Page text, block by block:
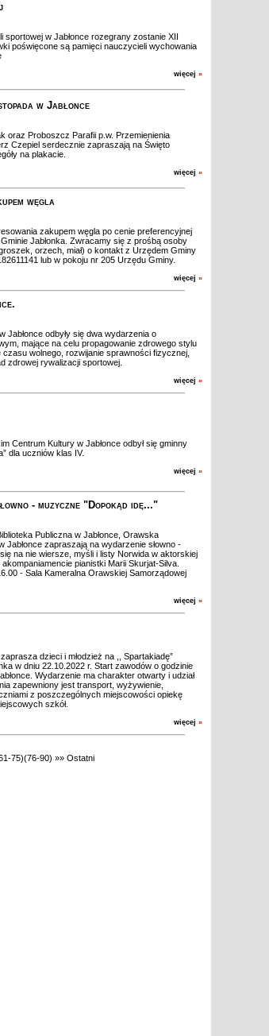
sportowej w Jabłonce rozegrany zostanie XII
poświęcone są pamięci nauczycieli wychowania
więcej »
w Jabłonce
oraz Proboszcz Parafii p.w. Przemienienia
Czepiel serdecznie zapraszają na Święto
na plakacie.
więcej »
węgla
zakupem węgla po cenie preferencyjnej
Jabłonka. Zwracamy się z prośbą osoby
orzech, miał) o kontakt z Urzędem Gminy
lub w pokoju nr 205 Urzędu Gminy.
więcej »
Jabłonce odbyły się dwa wydarzenia o
mające na celu propagowanie zdrowego stylu
wolnego, rozwijanie sprawności fizycznej,
zdrowej rywalizacji sportowej.
więcej »
Centrum Kultury w Jabłonce odbył się gminny
dla uczniów klas IV.
więcej »
- muzyczne "Dopokąd idę..."
Publiczna w Jabłonce, Orawska
Jabłonce zapraszają na wydarzenie słowno -
na nie wiersze, myśli i listy Norwida w aktorskiej
pianistki Marii Skurjat-Silva.
- Sala Kameralna Orawskiej Samorządowej
więcej »
dzieci i młodzież na ,, Spartakiadę”
w dniu 22.10.2022 r. Start zawodów o godzinie
Wydarzenie ma charakter otwarty i udział
zapewniony jest transport, wyżywienie,
z poszczególnych miejscowości opiekę
szkół.
więcej »
75)(76-90) »» Ostatni